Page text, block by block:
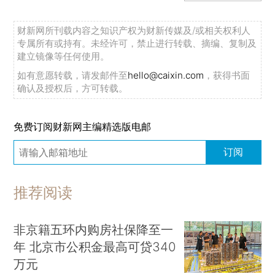
财新网所刊载内容之知识产权为财新传媒及/或相关权利人
专属所有或持有。未经许可，禁止进行转载、摘编、复制及
建立镜像等任何使用。
如有意愿转载，请发邮件至hello@caixin.com ，获得书面
确认及授权后，方可转载。
免费订阅财新网主编精选版电邮
订阅
推荐阅读
非京籍五环内购房社保降至一
年 北京市公积金最高可贷340
万元